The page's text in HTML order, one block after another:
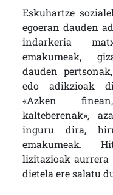
Eskuhartze
egoeran dauden
indarkeria
emakumeak,
dauden
edo adikzioak
«Azken
kalteberenak»,
inguru dira,
emakumeak.
lizitazioak aurrera
dietela ere salatu